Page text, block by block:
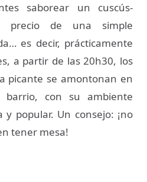
saborear un cuscús-
precio de una simple
es decir, prácticamente
a partir de las 20h30, los
picante se amontonan en
barrio, con su ambiente
y popular. Un consejo: ¡no
tener mesa!